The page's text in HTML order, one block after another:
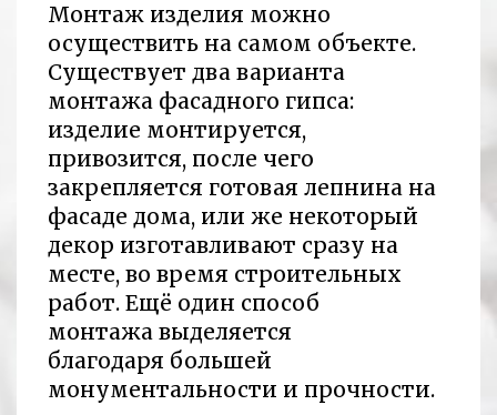
Монтаж изделия можно
осуществить на самом объекте.
Существует два варианта
монтажа фасадного гипса:
изделие монтируется,
привозится, после чего
закрепляется готовая лепнина на
фасаде дома, или же некоторый
декор изготавливают сразу на
месте, во время строительных
работ. Ещё один способ
монтажа выделяется
благодаря большей
монументальности и прочности.